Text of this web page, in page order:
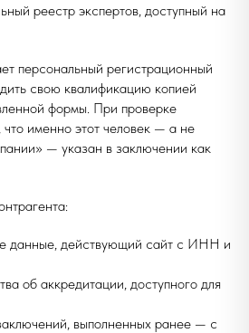
реестр экспертов, доступный на
персональный регистрационный
свою квалификацию копией
формы. При проверке
именно этот человек — а не
— указан в заключении как
данные, действующий сайт с ИНН и
об аккредитации, доступного для
выполненных ранее — с